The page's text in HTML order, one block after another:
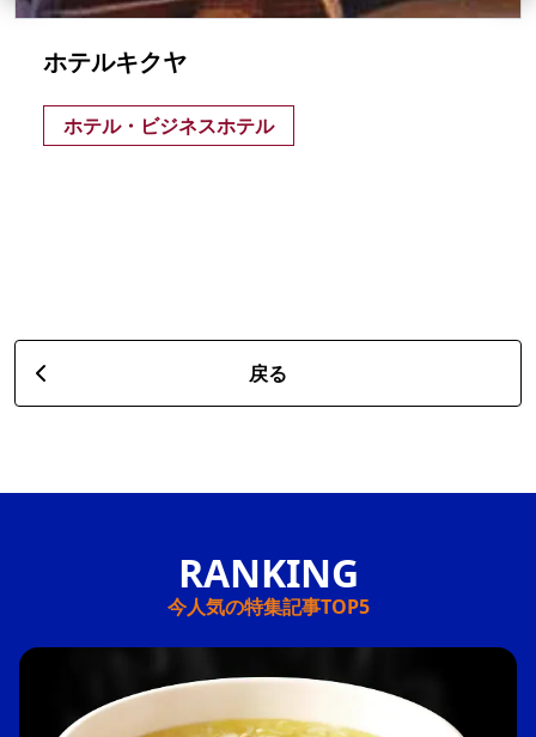
ホテルキクヤ
ホテル・ビジネスホテル
戻る
今人気の特集記事TOP5